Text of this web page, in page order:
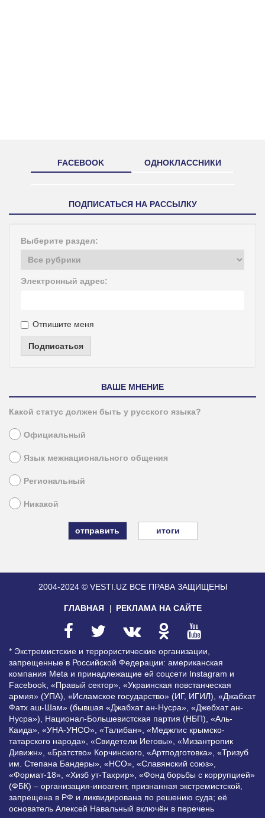
FACEBOOK ОДНОКЛАССНИКИ
ПОДПИСАТЬСЯ НА РАССЫЛКУ
Выберите раздел:
Электронный адрес:
Отпишите меня
Подписаться
ВАШЕ МНЕНИЕ
Какой статус должен быть у русского языка?
Официальный
Язык межнационального общения
Региональный
Никакой
итоги
2004-2024 © VESTI.UZ ВСЕ ПРАВА ЗАЩИЩЕНЫ
ГЛАВНАЯ РЕКЛАМА НА САЙТЕ
* Экстремистские и террористические организации,
запрещенные в Российской Федерации: американская
компания Meta и принадлежащие ей соцсети Instagram и
Facebook, «Правый сектор», «Украинская повстанческая
армия» (УПА), «Исламское государство» (ИГ, ИГИЛ), «Джабхат
Фатх аш-Шам» (бывшая «Джабхат ан-Нусра», «Джебхат ан-
Нусра»), Национал-Большевистская партия (НБП), «Аль-
Каида», «УНА-УНСО», «Талибан», «Меджлис крымско-
татарского народа», «Свидетели Иеговы», «Мизантропик
Дивижн», «Братство» Корчинского, «Артподготовка», «Тризуб
им. Степана Бандеры», «НСО», «Славянский союз»,
«Формат-18», «Хизб ут-Тахрир», «Фонд борьбы с коррупцией»
(ФБК) – организация-иноагент, признанная экстремистской,
запрещена в РФ и ликвидирована по решению суда; её
основатель Алексей Навальный включён в перечень